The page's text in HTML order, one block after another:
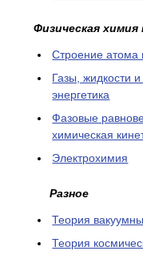
Физическая химия
Cтроение атома
Газы, жидкости
энергетика
Фазовые
химическая
Электрохимия
Разное
Теория
Теория